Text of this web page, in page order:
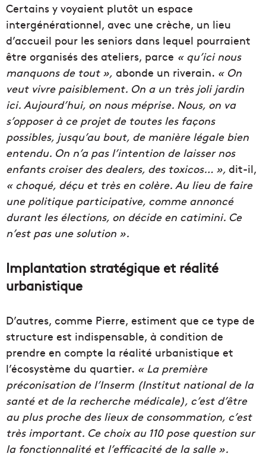
Certains y voyaient plutôt un espace
intergénérationnel, avec une crèche, un lieu
d’accueil pour les seniors dans lequel pourraient
être organisés des ateliers, parce « qu’ici nous
manquons de tout », abonde un riverain. « On
veut vivre paisiblement. On a un très joli jardin
ici. Aujourd’hui, on nous méprise. Nous, on va
s’opposer à ce projet de toutes les façons
possibles, jusqu’au bout, de manière légale bien
entendu. On n’a pas l’intention de laisser nos
enfants croiser des dealers, des toxicos… », dit-il,
« choqué, déçu et très en colère. Au lieu de faire
une politique participative, comme annoncé
durant les élections, on décide en catimini. Ce
n’est pas une solution ».
Implantation stratégique et réalité
urbanistique
D’autres, comme Pierre, estiment que ce type de
structure est indispensable, à condition de
prendre en compte la réalité urbanistique et
l’écosystème du quartier. « La première
préconisation de l’Inserm (Institut national de la
santé et de la recherche médicale), c’est d’être
au plus proche des lieux de consommation, c’est
très important. Ce choixau 110 pose question sur
la fonctionnalité et l’efficacité de la salle ».